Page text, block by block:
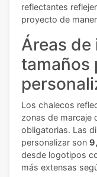
reflectantes
proyecto de
Áreas de
tamaños
Los chalecos
zonas de marcaje
obligatorias. Las
personalizar son
desde logotipos
más extensas